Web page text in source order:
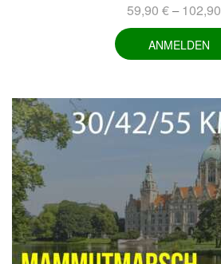
59,90 € –102,90
ANMELDEN